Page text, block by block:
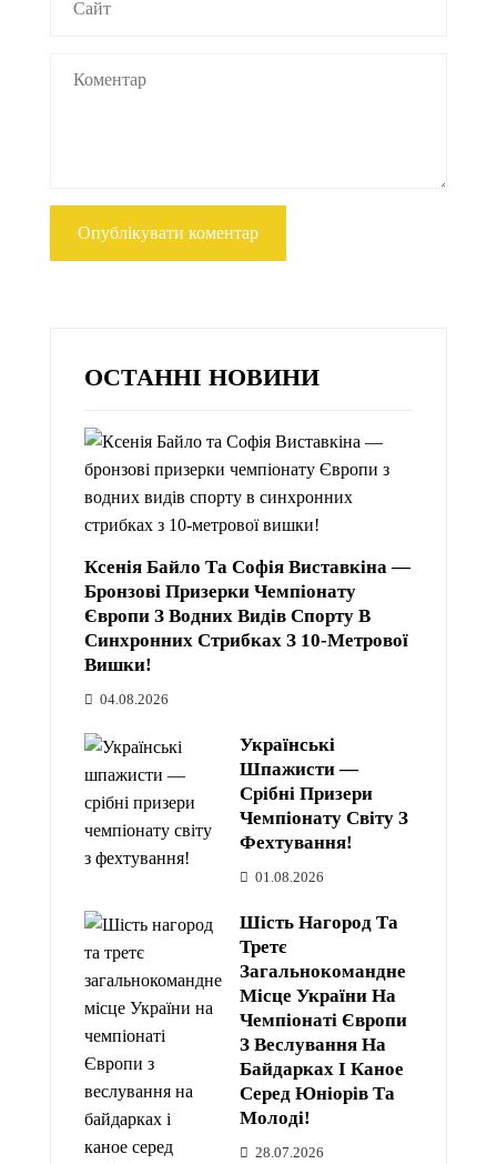
ОСТАННІ НОВИНИ
Ксенія Байло Та Софія Виставкіна —
Бронзові Призерки Чемпіонату
Європи З Водних Видів Спорту В
Синхронних Стрибках З 10-Метрової
Вишки!
04.08.2026
Українські
Шпажисти —
Срібні Призери
Чемпіонату Світу З
Фехтування!
01.08.2026
Шість Нагород Та
Третє
Загальнокомандне
Місце України На
Чемпіонаті Європи
З Веслування На
Байдарках І Каное
Серед Юніорів Та
Молоді!
28.07.2026